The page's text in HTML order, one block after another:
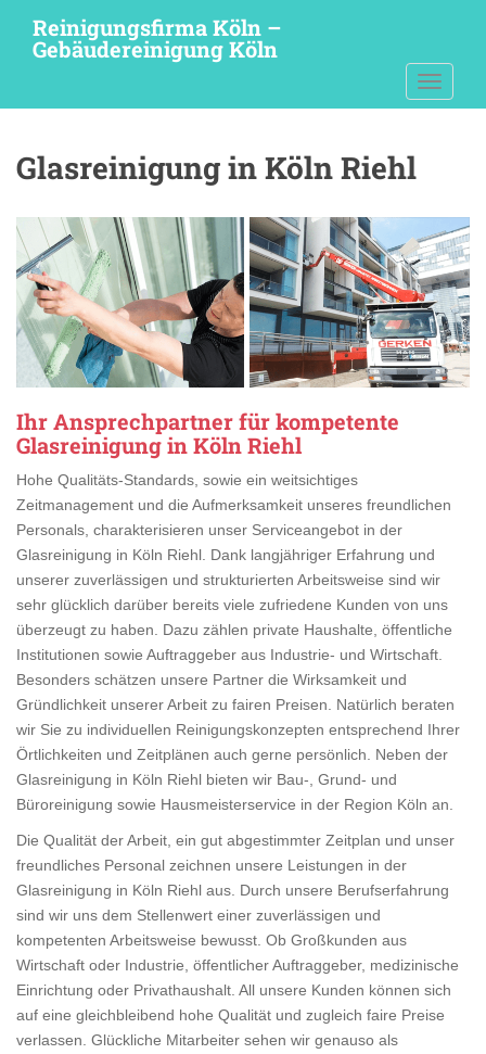
t
Reinigungsfirma Köln –
Gebäudereinigung Köln
Glasreinigung in Köln Riehl
Ihr Ansprechpartner für kompetente
Glasreinigung in Köln Riehl
Hohe Qualitäts-Standards, sowie ein weitsichtiges
Zeitmanagement und die Aufmerksamkeit unseres freundlichen
Personals, charakterisieren unser Serviceangebot in der
Glasreinigung in Köln Riehl. Dank langjähriger Erfahrung und
unserer zuverlässigen und strukturierten Arbeitsweise sind wir
sehr glücklich darüber bereits viele zufriedene Kunden von uns
überzeugt zu haben. Dazu zählen private Haushalte, öffentliche
Institutionen sowie Auftraggeber aus Industrie- und Wirtschaft.
Besonders schätzen unsere Partner die Wirksamkeit und
Gründlichkeit unserer Arbeit zu fairen Preisen. Natürlich beraten
wir Sie zu individuellen Reinigungskonzepten entsprechend Ihrer
Örtlichkeiten und Zeitplänen auch gerne persönlich. Neben der
Glasreinigung in Köln Riehl bieten wir Bau-, Grund- und
Büroreinigung sowie Hausmeisterservice in der Region Köln an.
Die Qualität der Arbeit, ein gut abgestimmter Zeitplan und unser
freundliches Personal zeichnen unsere Leistungen in der
Glasreinigung in Köln Riehl aus. Durch unsere Berufserfahrung
sind wir uns dem Stellenwert einer zuverlässigen und
kompetenten Arbeitsweise bewusst. Ob Großkunden aus
Wirtschaft oder Industrie, öffentlicher Auftraggeber, medizinische
Einrichtung oder Privathaushalt. All unsere Kunden können sich
auf eine gleichbleibend hohe Qualität und zugleich faire Preise
verlassen. Glückliche Mitarbeiter sehen wir genauso als